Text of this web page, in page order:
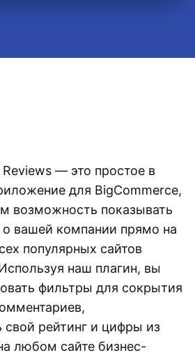
— это простое в
для BigCommerce,
возможность показывать
вашей компании прямо на
популярных сайтов
наш плагин, вы
фильтры для сокрытия
свой рейтинг и цифры из
любом сайте бизнес-